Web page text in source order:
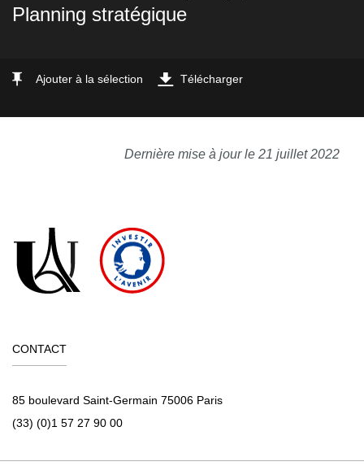
Planning stratégique
Ajouter à la sélection Télécharger
Dernière mise à jour le 21 juillet 2022
CONTACT
85 boulevard Saint-Germain 75006 Paris
(33) (0)1 57 27 90 00